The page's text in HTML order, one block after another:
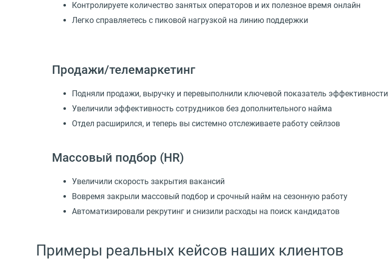
Контролируете количество занятых операторов и их полезное время онлайн
Легко справляетесь с пиковой нагрузкой на линию поддержки
Продажи/телемаркетинг
Подняли продажи, выручку и перевыполнили ключевой показатель эффективности
Увеличили эффективность сотрудников без дополнительного найма
Отдел расширился, и теперь вы системно отслеживаете работу сейлзов
Массовый подбор (HR)
Увеличили скорость закрытия вакансий
Вовремя закрыли массовый подбор и срочный найм на сезонную работу
Автоматизировали рекрутинг и снизили расходы на поиск кандидатов
Примеры реальных кейсов наших клиентов